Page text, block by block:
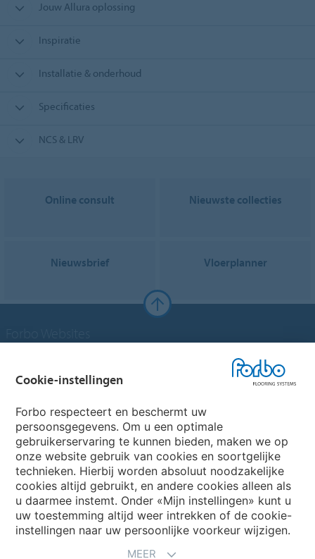
Jouw Allura oplossing
Inspiratie
Installatie & onderhoud
Specificaties
NCS & LRV
Online consult Nieuwste collecties
Nieuwsbrief Vloerplanner
Forbo Flooring Systems
Forbo Movement Systems
Kies een land
Cookie-instellingen
Forbo respecteert en beschermt uw
persoonsgegevens. Om u een optimale
gebruikerservaring te kunnen bieden, maken we op
onze website gebruik van cookies en soortgelijke
technieken. Hierbij worden absoluut noodzakelijke
cookies altijd gebruikt, en andere cookies alleen als
u daarmee instemt. Onder «Mijn instellingen» kunt u
uw toestemming altijd weer intrekken of de cookie-
instellingen naar uw persoonlijke voorkeur wijzigen.
MEER